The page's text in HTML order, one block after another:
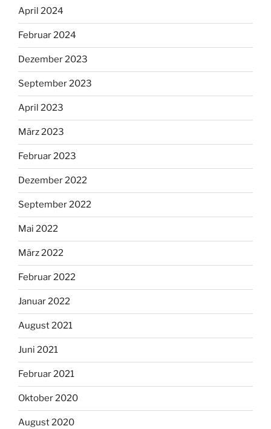
April 2024
Februar 2024
Dezember 2023
September 2023
April 2023
März 2023
Februar 2023
Dezember 2022
September 2022
Mai 2022
März 2022
Februar 2022
Januar 2022
August 2021
Juni 2021
Februar 2021
Oktober 2020
August 2020